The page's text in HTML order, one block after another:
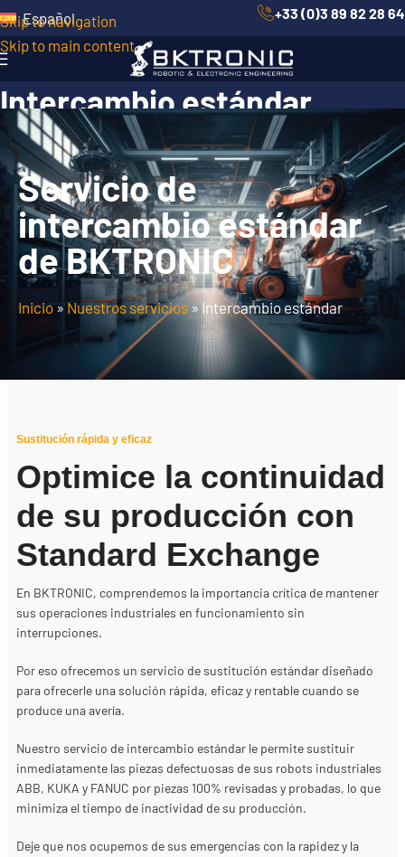
Skip to navigation
Skip to main content
Español +33 (0)3 89 82 28 64
Intercambio estándar
Home/ Nuestros servicios Intercambio estándar
Servicio de
intercambio estándar
de BKTRONIC
Inicio»Nuestros servicios»Intercambio estándar
Sustitución rápida y eficaz
Optimice la continuidad
de su producción con
Standard Exchange
En BKTRONIC, comprendemos la importancia crítica de mantener
sus operaciones industriales en funcionamiento sin
interrupciones.
Por eso ofrecemos un servicio de sustitución estándar diseñado
para ofrecerle una solución rápida, eficaz y rentable cuando se
produce una avería.
Nuestro servicio de intercambio estándar le permite sustituir
inmediatamente las piezas defectuosas de sus robots industriales
ABB, KUKA y FANUC por piezas 100% revisadas y probadas, lo que
minimiza el tiempo de inactividad de su producción.
Deje que nos ocupemos de sus emergencias con la rapidez y la